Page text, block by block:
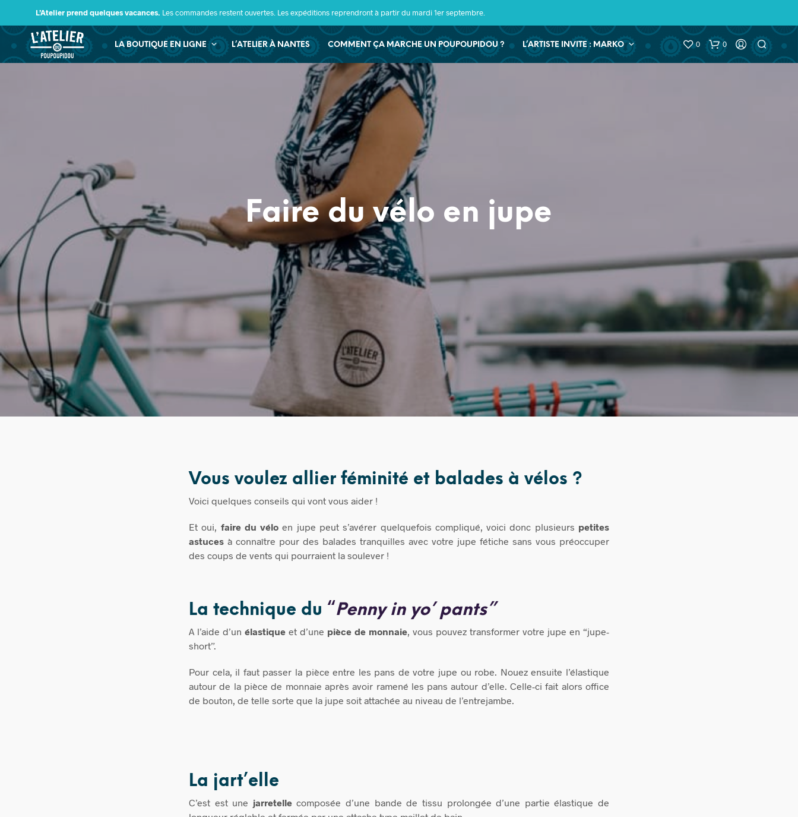
L’Atelier prend quelques vacances. Les commandes restent ouvertes. Les expéditions reprendront à partir du mardi 1er septembre.
LA BOUTIQUE EN LIGNE L’ATELIER À NANTES COMMENT ÇA MARCHE UN POUPOUPIDOU ? L’ARTISTE INVITE : MARKO 0 0
Faire du vélo en jupe
Vous voulez allier féminité et balades à vélos ?
Voici quelques conseils qui vont vous aider !
Et oui, faire du vélo en jupe peut s’avérer quelquefois compliqué, voici donc plusieurs petites
astuces à connaître pour des balades tranquilles avec votre jupe fétiche sans vous préoccuper
des coups de vents qui pourraient la soulever !
La technique du “Penny in yo’ pants”
A l’aide d’un élastique et d’une pièce de monnaie, vous pouvez transformer votre jupe en “jupe-
short”.
Pour cela, il faut passer la pièce entre les pans de votre jupe ou robe. Nouez ensuite l’élastique
autour de la pièce de monnaie après avoir ramené les pans autour d’elle. Celle-ci fait alors office
de bouton, de telle sorte que la jupe soit attachée au niveau de l’entrejambe.
La jart’elle
C’est est une jarretellecomposée d’une bande de tissu prolongée d’une partie élastique de